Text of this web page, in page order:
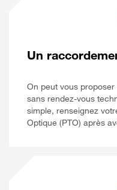
Un
On peut vous
sans rendez-vous
simple, renseignez
Optique (PTO) après